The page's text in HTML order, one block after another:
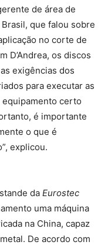
de área de
Brasil, que falou sobre
no corte de
D’Andrea, os discos
exigências dos
para executar as
equipamento certo
é importante
o que é
explicou.
da Eurostec
uma máquina
na China, capaz
De acordo com